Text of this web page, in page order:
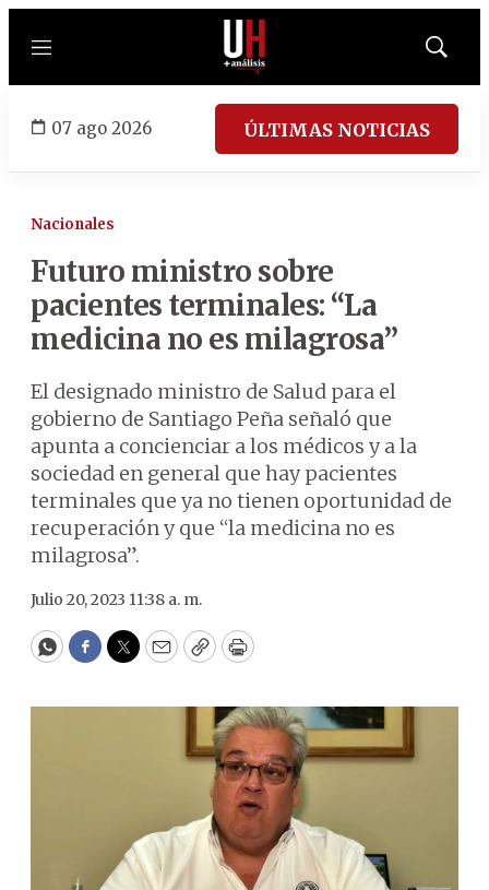
Menú
Mostrar
07 ago 2026 ÚLTIMAS NOTICIAS
Nacionales
Futuro ministro sobre
pacientes terminales: “La
medicina no es milagrosa”
El designado ministro de Salud para el
gobierno de Santiago Peña señaló que
apunta a concienciar a los médicos y a la
sociedad en general que hay pacientes
terminales que ya no tienen oportunidad de
recuperación y que “la medicina no es
milagrosa”.
Julio 20, 2023 11:38 a. m.
WhatsApp
Facebook
Twitter
EmailCopyPrint